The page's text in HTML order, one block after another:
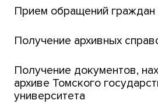
Банк инициатив по
Прием обращений граждан
Получение архивных
Получение документов,
архиве Томского
университета